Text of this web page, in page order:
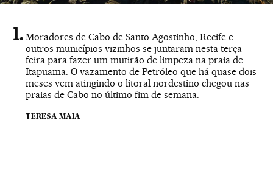
Moradores de Cabo de Santo Agostinho, Recife e
outros municípios vizinhos se juntaram nesta terça-
feira para fazer um mutirão de limpeza na praia de
Itapuama. O vazamento de Petróleo que há quase dois
meses vem atingindo o litoral nordestino chegou nas
praias de Cabo no último fim de semana.
TERESA MAIA